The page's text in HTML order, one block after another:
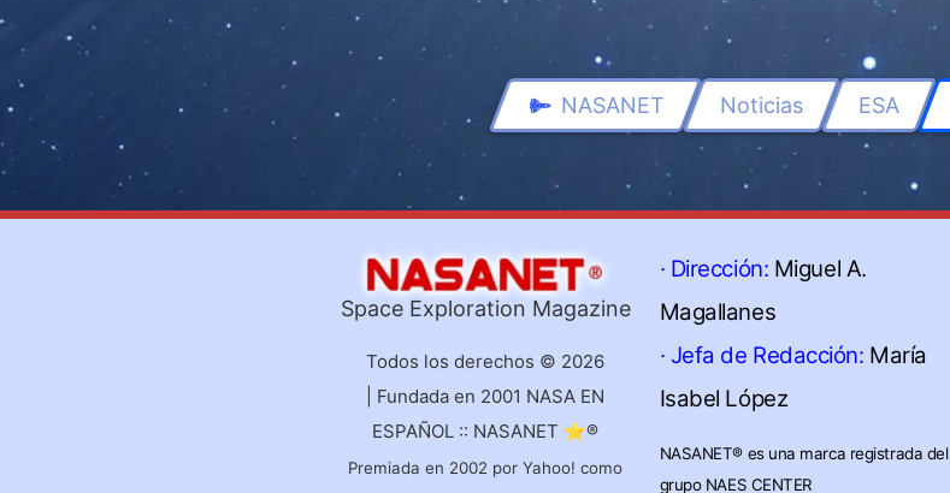
NASANET Noticias ESA
Space Exploration Magazine
Todos los derechos © 2026
| Fundada en 2001 NASA EN
ESPAÑOL :: NASANET ⭐®
Premiada en 2002 por Yahoo! como
· Dirección: Miguel A.
Magallanes
· Jefa de Redacción: María
Isabel López
NASANET® es una marca registrada del
grupo NAES CENTER